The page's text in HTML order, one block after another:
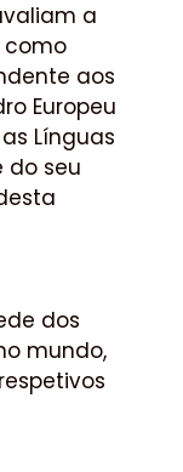
a
como
aos
Europeu
Línguas
do seu
dos
mundo,